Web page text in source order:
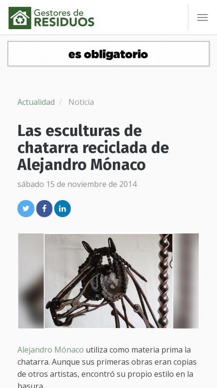
Actualidad Noticia
Las esculturas de
chatarra reciclada de
Alejandro Mónaco
sábado 15 de noviembre de 2014
Alejandro Mónaco utiliza como materia prima la
chatarra. Aunque sus primeras obras eran copias
de otros artistas, encontró su propio estilo en la